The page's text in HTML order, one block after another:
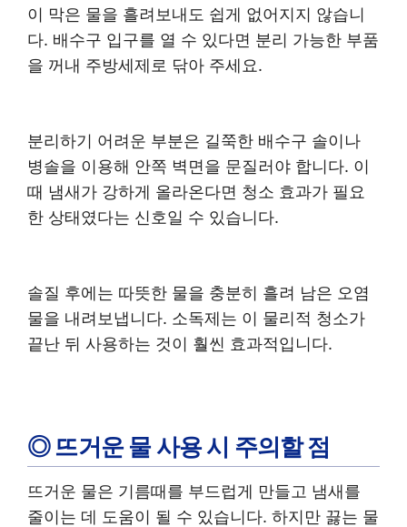
이 막은 물을 흘려보내도 쉽게 없어지지 않습니
다. 배수구 입구를 열 수 있다면 분리 가능한 부품
을 꺼내 주방세제로 닦아 주세요.
분리하기 어려운 부분은 길쭉한 배수구 솔이나
병솔을 이용해 안쪽 벽면을 문질러야 합니다. 이
때 냄새가 강하게 올라온다면 청소 효과가 필요
한 상태였다는 신호일 수 있습니다.
솔질 후에는 따뜻한 물을 충분히 흘려 남은 오염
물을 내려보냅니다. 소독제는 이 물리적 청소가
끝난 뒤 사용하는 것이 훨씬 효과적입니다.
◎ 뜨거운 물 사용 시 주의할 점
뜨거운 물은 기름때를 부드럽게 만들고 냄새를
줄이는 데 도움이 될 수 있습니다. 하지만 끓는 물